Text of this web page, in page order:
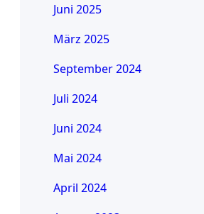
Juni 2025
März 2025
September 2024
Juli 2024
Juni 2024
Mai 2024
April 2024